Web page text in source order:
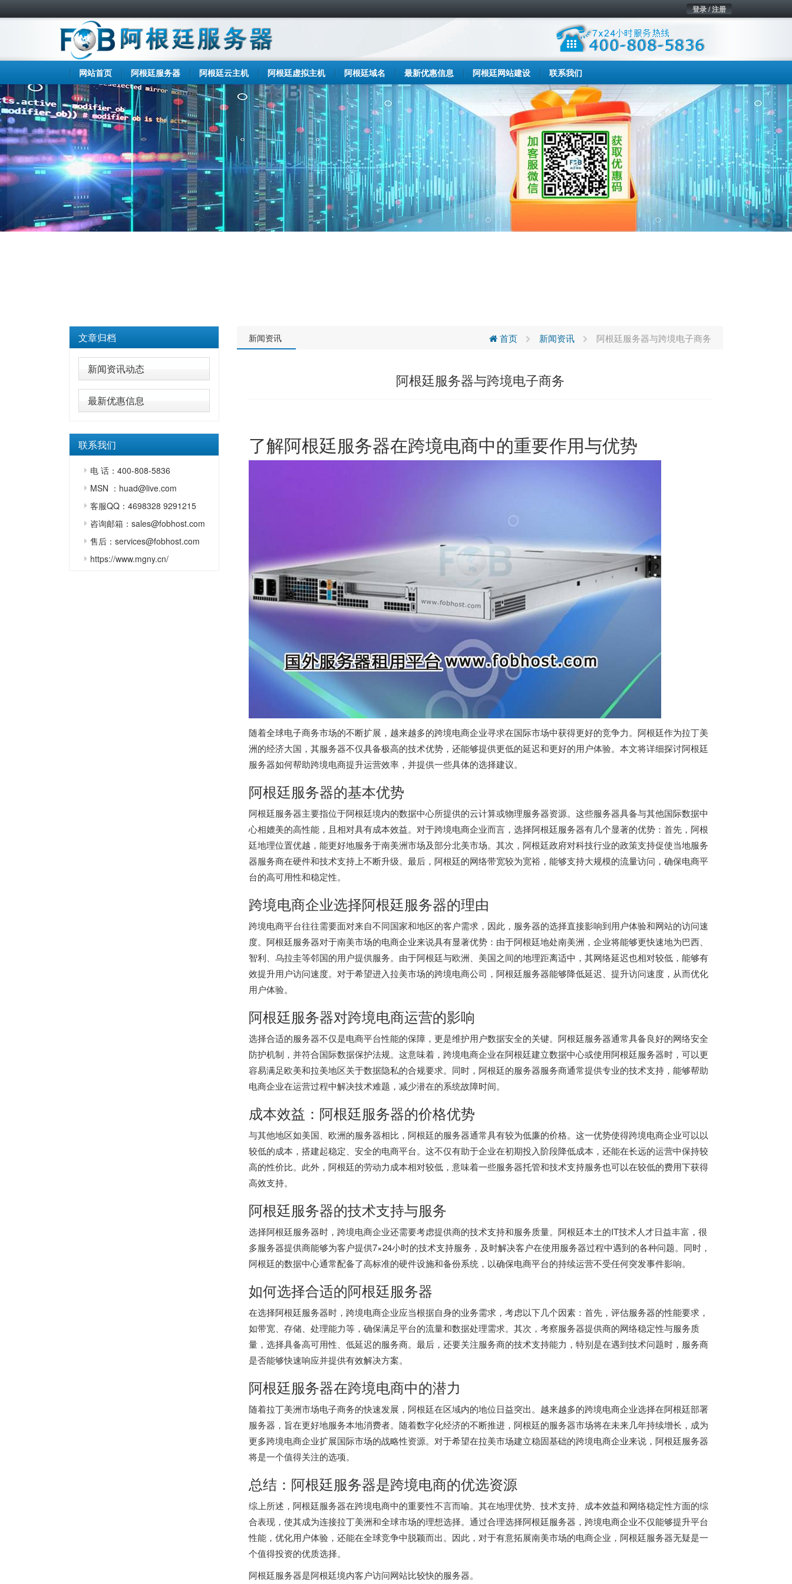
登录 / 注册
网站首页 阿根廷服务器 阿根廷云主机 阿根廷虚拟主机 阿根廷域名 最新优惠信息 阿根廷网站建设 联系我们
文章归档
新闻资讯动态
最新优惠信息
联系我们
电 话：400-808-5836
MSN ：huad@live.com
客服QQ：4698328 9291215
咨询邮箱：sales@fobhost.com
售后：services@fobhost.com
https://www.mgny.cn/
新闻资讯 首页 新闻资讯 阿根廷服务器与跨境电子商务
阿根廷服务器与跨境电子商务
了解阿根廷服务器在跨境电商中的重要作用与优势
随着全球电子商务市场的不断扩展，越来越多的跨境电商企业寻求在国际市场中获得更好的竞争力。阿根廷作为拉丁美
洲的经济大国，其服务器不仅具备极高的技术优势，还能够提供更低的延迟和更好的用户体验。本文将详细探讨阿根廷
服务器如何帮助跨境电商提升运营效率，并提供一些具体的选择建议。
阿根廷服务器的基本优势
阿根廷服务器主要指位于阿根廷境内的数据中心所提供的云计算或物理服务器资源。这些服务器具备与其他国际数据中
心相媲美的高性能，且相对具有成本效益。对于跨境电商企业而言，选择阿根廷服务器有几个显著的优势：首先，阿根
廷地理位置优越，能更好地服务于南美洲市场及部分北美市场。其次，阿根廷政府对科技行业的政策支持促使当地服务
器服务商在硬件和技术支持上不断升级。最后，阿根廷的网络带宽较为宽裕，能够支持大规模的流量访问，确保电商平
台的高可用性和稳定性。
跨境电商企业选择阿根廷服务器的理由
跨境电商平台往往需要面对来自不同国家和地区的客户需求，因此，服务器的选择直接影响到用户体验和网站的访问速
度。阿根廷服务器对于南美市场的电商企业来说具有显著优势：由于阿根廷地处南美洲，企业将能够更快速地为巴西、
智利、乌拉圭等邻国的用户提供服务。由于阿根廷与欧洲、美国之间的地理距离适中，其网络延迟也相对较低，能够有
效提升用户访问速度。对于希望进入拉美市场的跨境电商公司，阿根廷服务器能够降低延迟、提升访问速度，从而优化
用户体验。
阿根廷服务器对跨境电商运营的影响
选择合适的服务器不仅是电商平台性能的保障，更是维护用户数据安全的关键。阿根廷服务器通常具备良好的网络安全
防护机制，并符合国际数据保护法规。这意味着，跨境电商企业在阿根廷建立数据中心或使用阿根廷服务器时，可以更
容易满足欧美和拉美地区关于数据隐私的合规要求。同时，阿根廷的服务器服务商通常提供专业的技术支持，能够帮助
电商企业在运营过程中解决技术难题，减少潜在的系统故障时间。
成本效益：阿根廷服务器的价格优势
与其他地区如美国、欧洲的服务器相比，阿根廷的服务器通常具有较为低廉的价格。这一优势使得跨境电商企业可以以
较低的成本，搭建起稳定、安全的电商平台。这不仅有助于企业在初期投入阶段降低成本，还能在长远的运营中保持较
高的性价比。此外，阿根廷的劳动力成本相对较低，意味着一些服务器托管和技术支持服务也可以在较低的费用下获得
高效支持。
阿根廷服务器的技术支持与服务
选择阿根廷服务器时，跨境电商企业还需要考虑提供商的技术支持和服务质量。阿根廷本土的IT技术人才日益丰富，很
多服务器提供商能够为客户提供7×24小时的技术支持服务，及时解决客户在使用服务器过程中遇到的各种问题。同时，
阿根廷的数据中心通常配备了高标准的硬件设施和备份系统，以确保电商平台的持续运营不受任何突发事件影响。
如何选择合适的阿根廷服务器
在选择阿根廷服务器时，跨境电商企业应当根据自身的业务需求，考虑以下几个因素：首先，评估服务器的性能要求，
如带宽、存储、处理能力等，确保满足平台的流量和数据处理需求。其次，考察服务器提供商的网络稳定性与服务质
量，选择具备高可用性、低延迟的服务商。最后，还要关注服务商的技术支持能力，特别是在遇到技术问题时，服务商
是否能够快速响应并提供有效解决方案。
阿根廷服务器在跨境电商中的潜力
随着拉丁美洲市场电子商务的快速发展，阿根廷在区域内的地位日益突出。越来越多的跨境电商企业选择在阿根廷部署
服务器，旨在更好地服务本地消费者。随着数字化经济的不断推进，阿根廷的服务器市场将在未来几年持续增长，成为
更多跨境电商企业扩展国际市场的战略性资源。对于希望在拉美市场建立稳固基础的跨境电商企业来说， 阿根廷服务器
将是一个值得关注的选项。
总结： 阿根廷服务器是跨境电商的优选资源
综上所述，阿根廷服务器在跨境电商中的重要性不言而喻。其在地理优势、技术支持、成本效益和网络稳定性方面的综
合表现，使其成为连接拉丁美洲和全球市场的理想选择。通过合理选择阿根廷服务器，跨境电商企业不仅能够提升平台
性能，优化用户体验，还能在全球竞争中脱颖而出。因此，对于有意拓展南美市场的电商企业，阿根廷服务器无疑是一
个值得投资的优质选择。
阿根廷服务器是阿根廷境内客户访问网站比较快的服务器。